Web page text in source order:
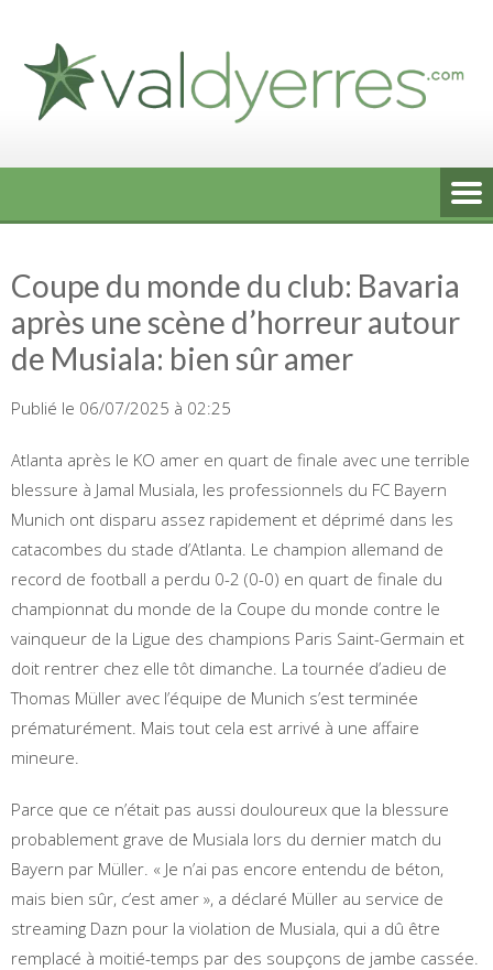
content
Coupe du monde du club: Bavaria
après une scène d’horreur autour
de Musiala: bien sûr amer
Publié le 06/07/2025 à 02:25
Atlanta après le KO amer en quart de finale avec une terrible
blessure à Jamal Musiala, les professionnels du FC Bayern
Munich ont disparu assez rapidement et déprimé dans les
catacombes du stade d’Atlanta. Le champion allemand de
record de football a perdu 0-2 (0-0) en quart de finale du
championnat du monde de la Coupe du monde contre le
vainqueur de la Ligue des champions Paris Saint-Germain et
doit rentrer chez elle tôt dimanche. La tournée d’adieu de
Thomas Müller avec l’équipe de Munich s’est terminée
prématurément. Mais tout cela est arrivé à une affaire
mineure.
Parce que ce n’était pas aussi douloureux que la blessure
probablement grave de Musiala lors du dernier match du
Bayern par Müller. « Je n’ai pas encore entendu de béton,
mais bien sûr, c’est amer », a déclaré Müller au service de
streaming Dazn pour la violation de Musiala, qui a dû être
remplacé à moitié-temps par des soupçons de jambe cassée.